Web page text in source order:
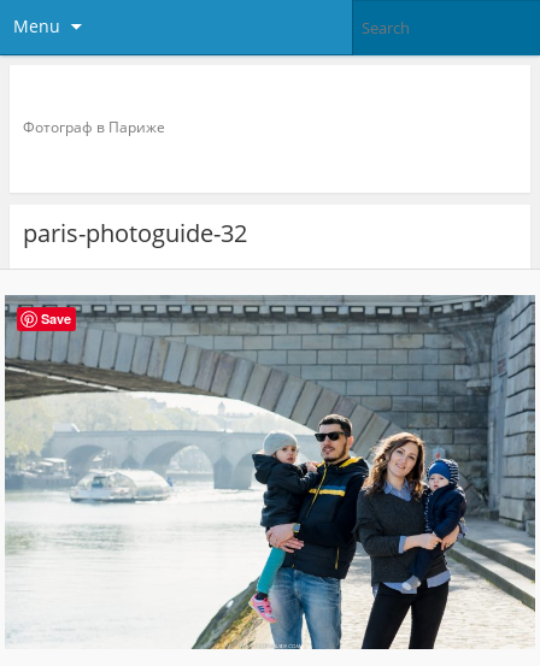
Menu
Фотограф в Париже
paris-photoguide-32
Save